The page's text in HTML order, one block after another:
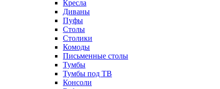
Кресла
Диваны
Пуфы
Столы
Столики
Комоды
Письменные столы
Тумбы
Тумбы под ТВ
Консоли